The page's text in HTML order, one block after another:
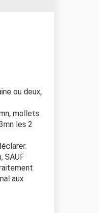
ou deux,
mollets
les 2
SAUF
aux